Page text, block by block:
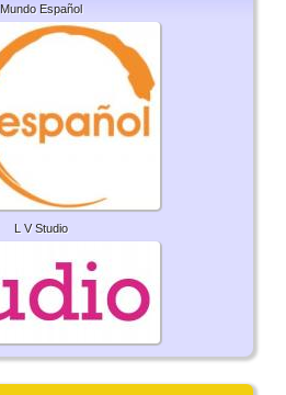
Mundo Español
L V Studio